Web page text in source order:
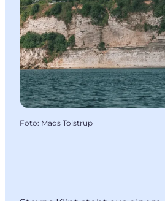
Foto: Mads Tolstrup